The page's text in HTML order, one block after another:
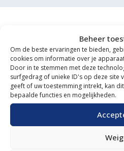
Beheer
Om de beste ervaringen te bieden,
cookies om informatie over je
Door in te stemmen met deze
surfgedrag of unieke ID's op deze site
geeft of uw toestemming intrekt, kan
bepaalde functies en mogelijkheden.
Onze
De koffie